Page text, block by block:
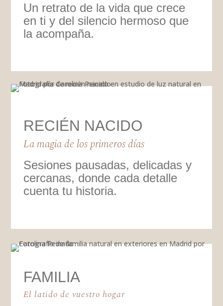
Un retrato de la vida que crece
en ti y del silencio hermoso que
la acompaña.
RECIÉN NACIDO
La magia de los primeros días
Sesiones pausadas, delicadas y
cercanas, donde cada detalle
cuenta tu historia.
FAMILIA
El latido de vuestro hogar